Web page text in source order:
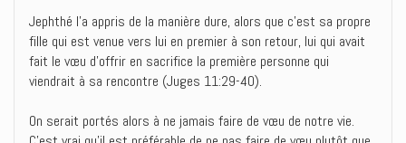
Jephthé l’a appris de la manière dure, alors que c’est sa propre
fille qui est venue vers lui en premier à son retour, lui qui avait
fait le vœu d’offrir en sacrifice la première personne qui
viendrait à sa rencontre (Juges 11:29-40).
On serait portés alors à ne jamais faire de vœu de notre vie.